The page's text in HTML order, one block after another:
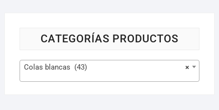
CATEGORÍAS PRODUCTOS
×
Colas blancas (43)